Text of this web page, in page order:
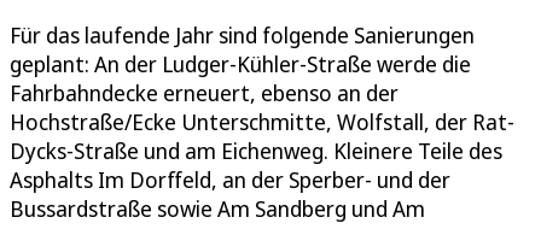
Für das laufende Jahr sind folgende Sanierungen
geplant: An der Ludger-Kühler-Straße werde die
Fahrbahndecke erneuert, ebenso an der
Hochstraße/Ecke Unterschmitte, Wolfstall, der Rat-
Dycks-Straße und am Eichenweg. Kleinere Teile des
Asphalts Im Dorffeld, an der Sperber- und der
Bussardstraße sowie Am Sandberg und Am